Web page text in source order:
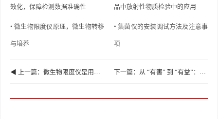
效化，保障检测数据准确性 品中放射性物质检验中的应用
• 微生物限度仪原理，微生物转移
与培养
• 集菌仪的安装调试方法及注意事
项
◀ 上一篇：微生物限度仪是用于检查非规定灭菌制剂及其原料、辅料受微生物污染程度的仪器 下一篇：从 “有害” 到 “有益”：重新认识微生物的两面性 ▶